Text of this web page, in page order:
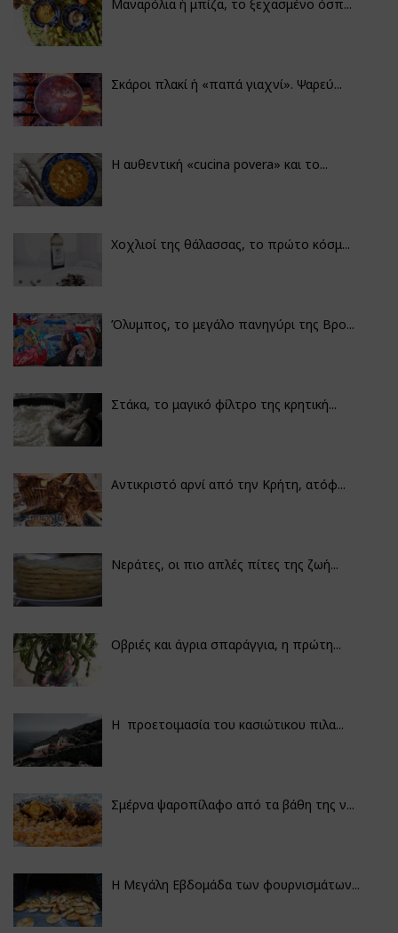
Μαναρόλια ή μπίζα, το ξεχασμένο όσπ...
Σκάροι πλακί ή «παπά γιαχνί». Ψαρεύ...
Η αυθεντική «cucina povera» και το...
Χοχλιοί της θάλασσας, το πρώτο κόσμ...
Όλυμπος, το μεγάλο πανηγύρι της Βρο...
Στάκα, το μαγικό φίλτρο της κρητική...
Αντικριστό αρνί από την Κρήτη, ατόφ...
Νεράτες, οι πιο απλές πίτες της ζωή...
Οβριές και άγρια σπαράγγια, η πρώτη...
Η προετοιμασία του κασιώτικου πιλα...
Σμέρνα ψαροπίλαφο από τα βάθη της ν...
Η Μεγάλη Εβδομάδα των φουρνισμάτων...